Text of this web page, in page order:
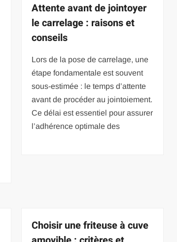
Attente avant de jointoyer
le carrelage : raisons et
conseils
Lors de la pose de carrelage, une
étape fondamentale est souvent
sous-estimée : le temps d’attente
avant de procéder au jointoiement.
Ce délai est essentiel pour assurer
l’adhérence optimale des
Choisir une friteuse à cuve